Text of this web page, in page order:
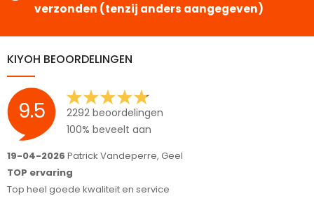
verzonden (tenzij anders aangegeven)
KIYOH BEOORDELINGEN
9.5
2292 beoordelingen
100% beveelt aan
19-04-2026 Patrick Vandeperre, Geel
TOP ervaring
Top heel goede kwaliteit en service